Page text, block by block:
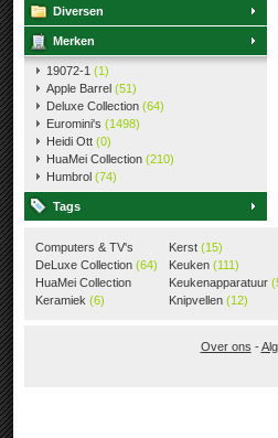
Diversen
Merken
19072-1 (1)
Apple Barrel (51)
Deluxe Collection (64)
Euromini's (1498)
Heidi Ott (0)
HuaMei Collection (210)
Humbrol (74)
Tags
Computers & TV's
(18)
DeLuxe Collection (64)
HuaMei Collection
(205)
Keramiek (6)
Kerst (15)
Keuken (111)
Keukenapparatuur
Knipvellen (12)
Over ons -